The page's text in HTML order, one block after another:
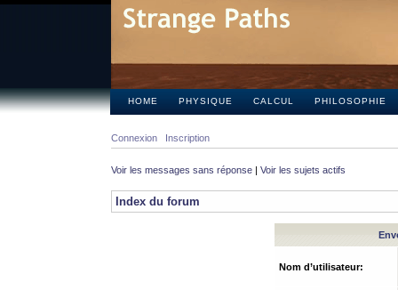
HOME PHYSIQUE CALCUL PHILOSOPHIE
Connexion Inscription
Voir les messages sans réponse | Voir les sujets actifs
Index du forum
Nom d’utilisateur: